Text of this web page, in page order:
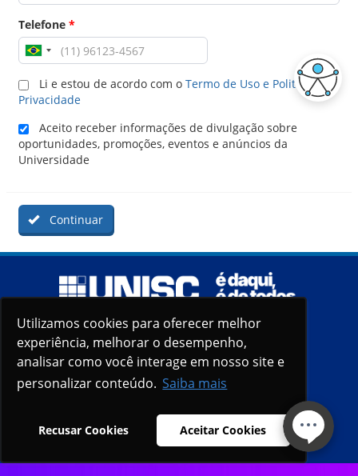
Utilizamos cookies para oferecer melhor
experiência, melhorar o desempenho,
analisar como você interage em nosso site e
personalizar conteúdo. Saiba mais
Recusar Cookies Aceitar Cookies
Utilizamos cookies para oferecer melhor
experiência, melhorar o desempenho,
analisar como você interage em nosso site e
personalizar conteúdo. Saiba mais
Recusar Cookies Aceitar Cookies
Telefone *
Li e estou de acordo com o Termo de Uso e Politica de
Privacidade
Aceito receber informações de divulgação sobre
oportunidades, promoções, eventos e anúncios da
Universidade
Continuar